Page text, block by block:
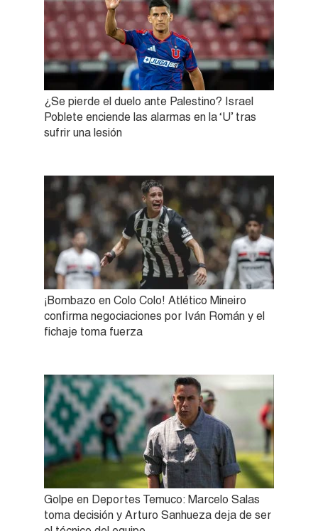
¿Se pierde el duelo ante Palestino? Israel
Poblete enciende las alarmas en la ‘U’ tras
sufrir una lesión
¡Bombazo en Colo Colo! Atlético Mineiro
confirma negociaciones por Iván Román y el
fichaje toma fuerza
Golpe en Deportes Temuco: Marcelo Salas
toma decisión y Arturo Sanhueza deja de ser